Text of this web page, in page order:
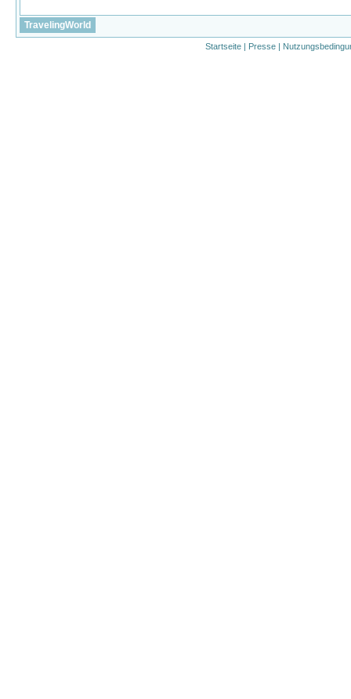
TravelingWorld
Startseite | Presse |